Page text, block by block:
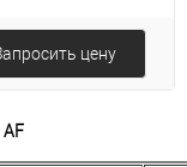
цену